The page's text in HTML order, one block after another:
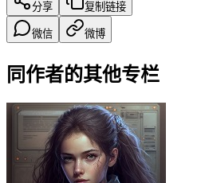
分享 复制链接
微信 微博
同作者的其他专栏